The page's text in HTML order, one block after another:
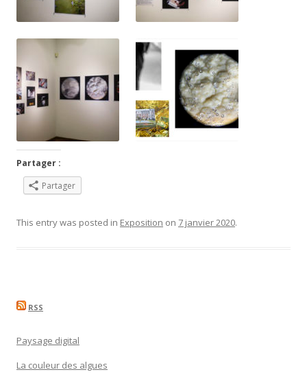
Partager :
Partager
This entry was posted in Exposition on 7 janvier 2020.
RSS
Paysage digital
La couleur des algues